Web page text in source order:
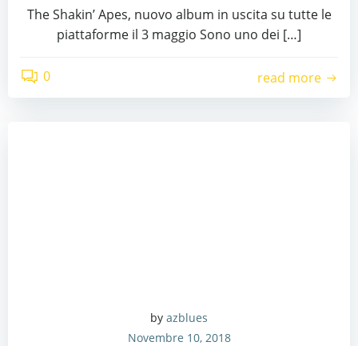
The Shakin’ Apes, nuovo album in uscita su tutte le
piattaforme il 3 maggio Sono uno dei […]
0 read more
by azblues
Novembre 10, 2018